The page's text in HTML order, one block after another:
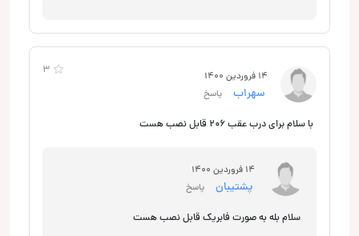
3 14 فروردین 1400
سهراب پاسخ
با سلام برای درب عقب 206 قابل نصب هست
14 فروردین 1400
پشتیبان پاسخ
سلام بله به صورت فابریک قابل نصب هست